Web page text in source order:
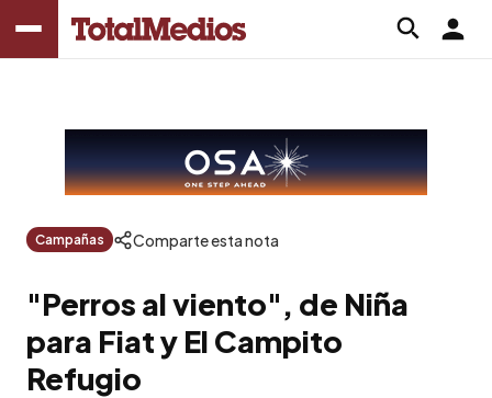
Campañas Comparte esta nota
"Perros al viento", de Niña
para Fiat y El Campito
Refugio